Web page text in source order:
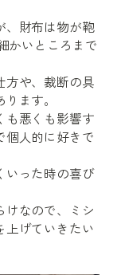
、財布は物が鞄
かいところまで
方や、裁断の具
ます。
も悪くも影響す
個人的に好きで
いった時の喜び
けなので、ミシ
上げていきたい